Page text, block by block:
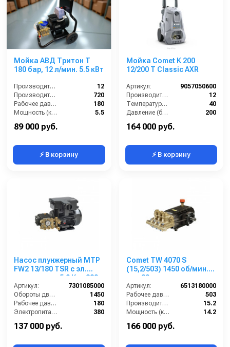
Мойка АВД Тритон T
180 бар, 12 л/мин. 5.5 кВт
Производительность (л/мин):
12
Производительность (л/ч):
720
Рабочее давление (бар):
180
Мощность (кВт):
5.5
89 000 руб.
⚡ В корзину
Мойка Comet K 200
12/200 T Classic AXR
Артикул:
9057050600
Производительность (л/мин):
12
Температура (°C):
40
Давление (бар):
200
164 000 руб.
⚡ В корзину
Насос плунжерный MTP
FW2 13/180 TSR с эл.
двигателем 5,0 Квт 380
В
Артикул:
7301085000
Обороты двигателя (об/мин):
1450
Рабочее давление (бар):
180
Электропитание (В):
380
137 000 руб.
Comet TW 4070 S
(15,2/503) 1450 об/мин.
вал 30мм
Артикул:
6513180000
Рабочее давление (бар):
503
Производительность (л/мин):
15.2
Мощность (кВт):
14.2
166 000 руб.